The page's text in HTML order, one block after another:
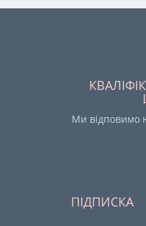
Ми відповимо
ПІДПИСКА